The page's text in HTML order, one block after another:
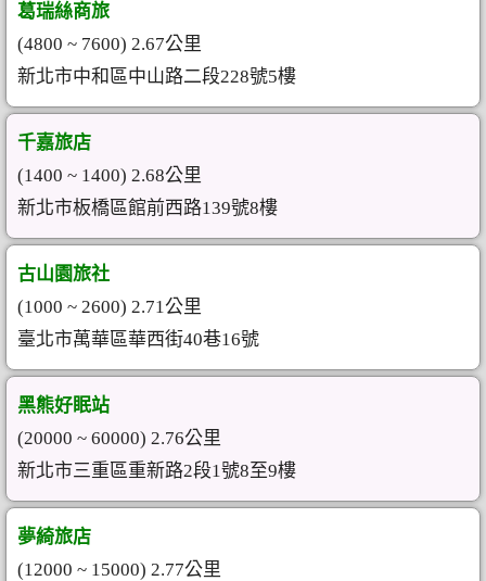
葛瑞絲商旅
(4800 ~ 7600) 2.67公里
新北市中和區中山路二段228號5樓
千嘉旅店
(1400 ~ 1400) 2.68公里
新北市板橋區館前西路139號8樓
古山園旅社
(1000 ~ 2600) 2.71公里
臺北市萬華區華西街40巷16號
黑熊好眠站
(20000 ~ 60000) 2.76公里
新北市三重區重新路2段1號8至9樓
夢綺旅店
(12000 ~ 15000) 2.77公里